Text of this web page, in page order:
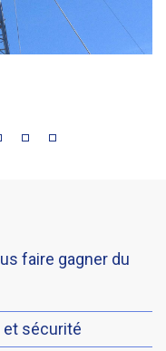
faire gagner du
et sécurité